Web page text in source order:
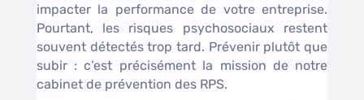
impacter la performance de votre entreprise.
Pourtant, les risques psychosociaux restent
souvent détectés trop tard. Prévenir plutôt que
subir : c’est précisément la mission de notre
cabinet de prévention des RPS.